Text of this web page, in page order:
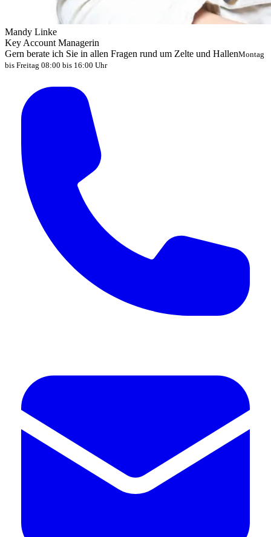
Mandy Linke
Key Account Managerin
Gern berate ich Sie in allen Fragen rund um Zelte und HallenMontag
bis Freitag 08:00 bis 16:00 Uhr